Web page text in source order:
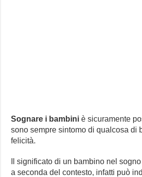
Sognare i bambini è sicuramente
sono sempre sintomo di qualcosa di
felicità.
Il significato di un bambino nel
a seconda del contesto, infatti può